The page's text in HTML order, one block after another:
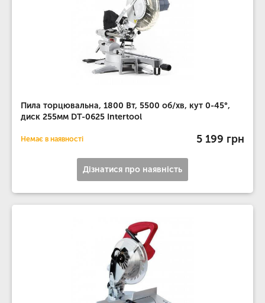
Пила торцювальна, 1800 Вт, 5500 об/хв, кут 0-45°,
диск 255мм DT-0625 Intertool
Немає в наявності 5 199 грн
Дізнатися про наявність